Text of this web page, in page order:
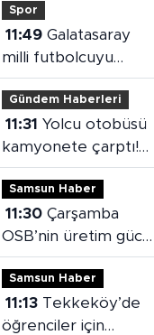
Transfer için
bonservis engeli
Spor
11:49 Galatasaray
milli futbolcuyu
transfer ediyor
Gündem Haberleri
11:31
kamyonete çarptı!
Ölü ve yaralılar var
Samsun Haber
11:30 Çarşamba
OSB’nin üretim gücü
masaya yatırıldı
Samsun Haber
11:13
öğrenciler için